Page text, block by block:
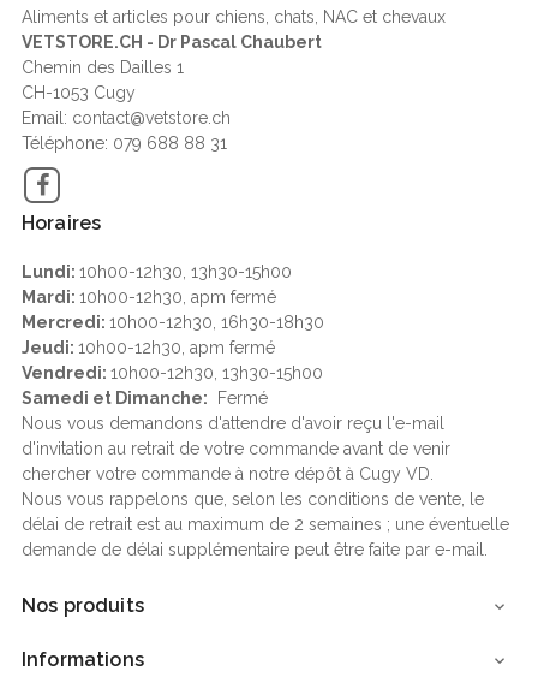
Aliments et articles pour chiens, chats, NAC et chevaux
VETSTORE.CH - Dr Pascal Chaubert
Chemin des Dailles 1
CH-1053 Cugy
Email: contact@vetstore.ch
Téléphone: 079 688 88 31
Horaires
Lundi: 10h00-12h30, 13h30-15h00
Mardi: 10h00-12h30, apm fermé
Mercredi: 10h00-12h30, 16h30-18h30
Jeudi: 10h00-12h30, apm fermé
Vendredi: 10h00-12h30, 13h30-15h00
Samedi et Dimanche: Fermé
Nous vous demandons d'attendre d'avoir reçu l'e-mail
d'invitation au retrait de votre commande avant de venir
chercher votre commande à notre dépôt à Cugy VD.
Nous vous rappelons que, selon les conditions de vente, le
délai de retrait est au maximum de 2 semaines ; une éventuelle
demande de délai supplémentaire peut être faite par e-mail.
Nos produits 
Informations 